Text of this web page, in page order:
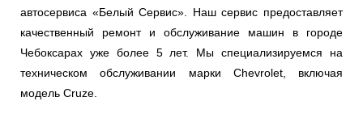
автосервиса «Белый Сервис». Наш сервис предоставляет
качественный ремонт и обслуживание машин в городе
Чебоксарах уже более 5 лет. Мы специализируемся на
техническом обслуживании марки Chevrolet, включая
модель Cruze.